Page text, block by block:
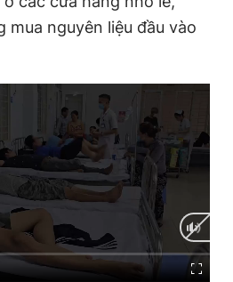
mua nguyên liệu đầu vào